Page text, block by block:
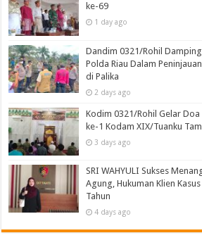
ke-69
1 day ago
Dandim 0321/Rohil
Polda Riau Dalam
di Palika
2 days ago
Kodim 0321/Rohil Gelar
ke-1 Kodam XIX/Tuanku
3 days ago
SRI WAHYULI Sukses
Agung, Hukuman Klien
Tahun
4 days ago